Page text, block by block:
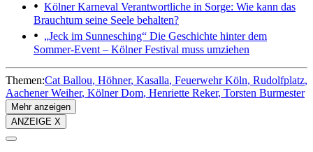
Kölner Karneval Verantwortliche in Sorge: Wie kann das
Brauchtum seine Seele behalten?
„Jeck im Sunnesching“ Die Geschichte hinter dem
Sommer-Event – Kölner Festival muss umziehen
Themen:Cat Ballou Höhner Kasalla Feuerwehr Köln Rudolfplatz
Aachener Weiher Kölner Dom Henriette Reker Torsten Burmester
Mehr anzeigen
ANZEIGE X